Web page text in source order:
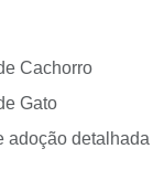
Cachorro
Gato
adoção detalhada